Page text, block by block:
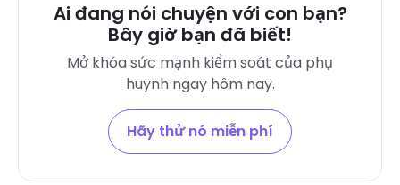
Ai đang nói chuyện với con bạn?
Bây giờ bạn đã biết!
Mở khóa sức mạnh kiểm soát của phụ
huynh ngay hôm nay.
Hãy thử nó miễn phí